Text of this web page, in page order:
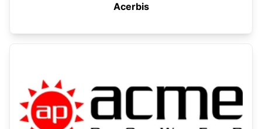
Acerbis